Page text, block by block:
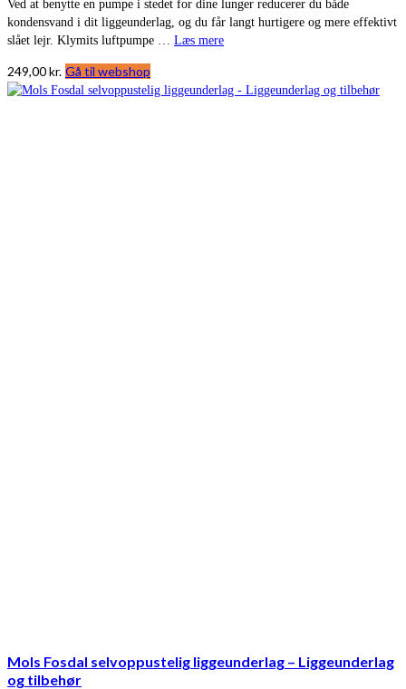
Ved at benytte en pumpe i stedet for dine lunger reducerer du både
kondensvand i dit liggeunderlag, og du får langt hurtigere og mere effektivt
slået lejr. Klymits luftpumpe … Læs mere
249,00kr. Gå til webshop
Mols Fosdal selvoppustelig liggeunderlag – Liggeunderlag
og tilbehør